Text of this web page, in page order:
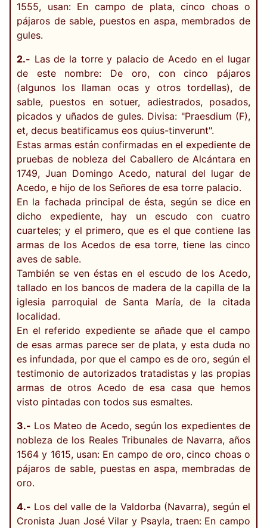
1555, usan: En campo de plata, cinco choas o
pájaros de sable, puestos en aspa, membrados de
gules.
2.- Las de la torre y palacio de Acedo en el lugar
de este nombre: De oro, con cinco pájaros
(algunos los llaman ocas y otros tordellas), de
sable, puestos en sotuer, adiestrados, posados,
picados y uñados de gules. Divisa: "Praesdium (F),
et, decus beatificamus eos quius-tinverunt".
Estas armas están confirmadas en el expediente de
pruebas de nobleza del Caballero de Alcántara en
1749, Juan Domingo Acedo, natural del lugar de
Acedo, e hijo de los Señores de esa torre palacio.
En la fachada principal de ésta, según se dice en
dicho expediente, hay un escudo con cuatro
cuarteles; y el primero, que es el que contiene las
armas de los Acedos de esa torre, tiene las cinco
aves de sable.
También se ven éstas en el escudo de los Acedo,
tallado en los bancos de madera de la capilla de la
iglesia parroquial de Santa María, de la citada
localidad.
En el referido expediente se añade que el campo
de esas armas parece ser de plata, y esta duda no
es infundada, por que el campo es de oro, según el
testimonio de autorizados tratadistas y las propias
armas de otros Acedo de esa casa que hemos
visto pintadas con todos sus esmaltes.
3.- Los Mateo de Acedo, según los expedientes de
nobleza de los Reales Tribunales de Navarra, años
1564 y 1615, usan: En campo de oro, cinco choas o
pájaros de sable, puestas en aspa, membradas de
oro.
4.- Los del valle de la Valdorba (Navarra), según el
Cronista Juan José Vilar y Psayla, traen: En campo